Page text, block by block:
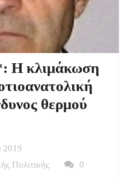
Η κλιμάκωση
θερμού
2019
Πολιτικής
0